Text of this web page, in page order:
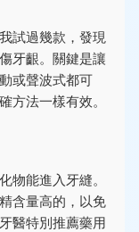
試過幾款，發現
牙齦。關鍵是讓
或聲波式都可
方法一樣有效。
物能進入牙縫。
含量高的，以免
醫特別推薦藥用